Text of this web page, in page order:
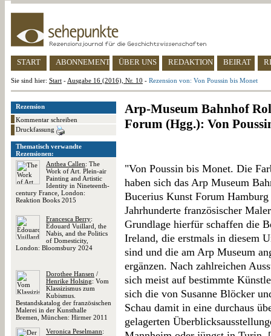
START ABONNEMENT ÜBER UNS REDAKTION BEIRAT
Sie sind hier: Start - Ausgabe 16 (2016), Nr. 10 - Rezension von: Von Poussin bis Monet
Rezension
Kommentar schreiben
Druckfassung
Thematisch verwandte
Rezensionen:
Anthea Callen: The
Work of Art. Plein-air
Painting and Artistic
Identity in Nineteenth-
century France, London:
Reaktion Books 2015
Francesca Berry:
Édouard Vuillard, the
Nabis, and the Politics
of Domesticity,
London: Bloomsbury 2024
Dorothee Hansen /
Henrike Holsing: Vom
Klassizismus zum
Kubismus.
Bestandskatalog der französischen
Malerei in der Kunsthalle
Bremen, München: Hirmer 2011
Veronica Peselmann:
Arp-Museum Bahnhof
Forum (Hgg.): Von
"Von Poussin bis Monet. Die
haben sich das Arp Museum
Bucerius Kunst Forum
Jahrhunderte französischer
Grundlage hierfür schaffen die
Ireland, die erstmals in diesem
sind und die am Arp Museum
ergänzen. Nach zahlreichen
sich meist auf bestimmte
sich die von Susanne Blöcker
Schau damit in eine durchaus
gelagerten